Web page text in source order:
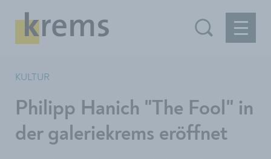
KULTUR
Philipp Hanich "The Fool" in
der galeriekrems eröffnet